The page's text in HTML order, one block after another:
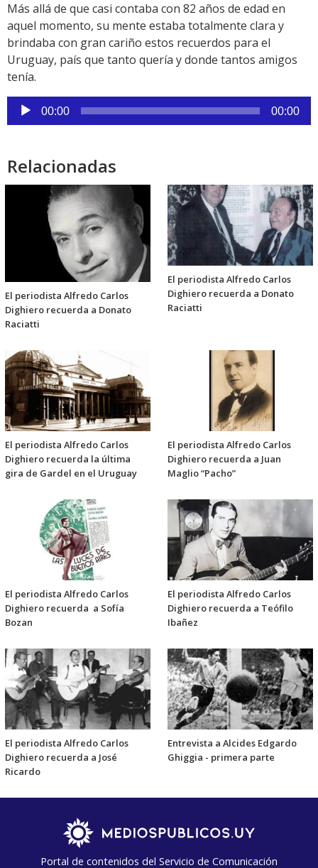
Más allá de que casi contaba con 82 años de edad en
aquel momento, su mente estaba totalmente clara y
brindaba con gran cariño estos recuerdos para el
Uruguay, país que tanto quería y donde tantos amigos
tenía.
Reproductor
de
00:00 00:00
Relacionadas
El periodista Alfredo Carlos
Dighiero recuerda a Donato
Raciatti
El periodista Alfredo Carlos
Dighiero recuerda a Donato
Raciatti
El periodista Alfredo Carlos
Dighiero recuerda la última
gira de Gardel en el Uruguay
El periodista Alfredo Carlos
Dighiero recuerda a Juan
Maglio “Pacho”
El periodista Alfredo Carlos
Dighiero recuerda a Sofía
Bozan
El periodista Alfredo Carlos
Dighiero recuerda a Teófilo
Ibañez
El periodista Alfredo Carlos
Dighiero recuerda a José
Ricardo
Entrevista a Alcides Edgardo
Ghiggia - primera parte
Portal de contenidos del Servicio de Comunicación